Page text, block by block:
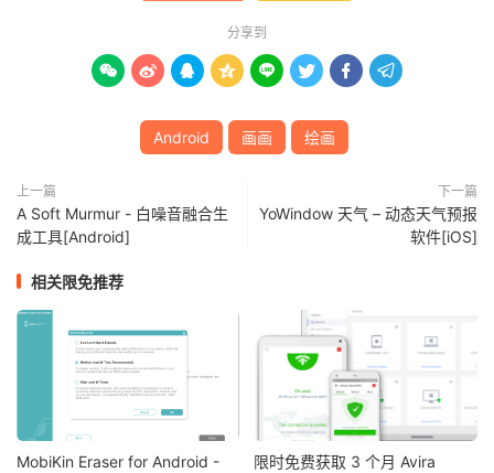
分享到
       
Android 画画 绘画
上一篇
A Soft Murmur - 白噪音融合生
成工具[Android]
下一篇
YoWindow 天气 – 动态天气预报
软件[iOS]
相关限免推荐
MobiKin Eraser for Android -
限时免费获取 3 个月 Avira